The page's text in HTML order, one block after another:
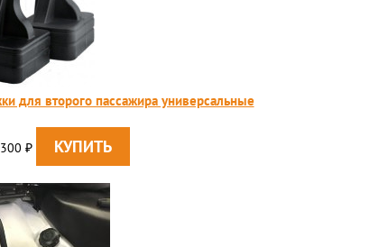
для второго пассажира универсальные
₽